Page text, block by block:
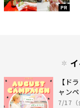
PR
【ド
ャン
7/17（